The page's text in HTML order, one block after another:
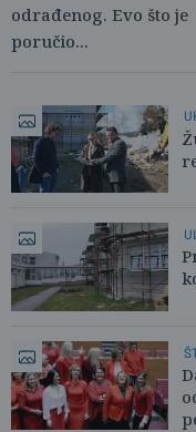
odrađenog. Evo što je
poručio...